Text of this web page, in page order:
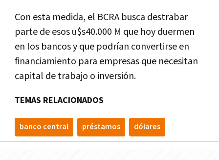
Con esta medida, el BCRA busca destrabar
parte de esos u$s40.000 M que hoy duermen
en los bancos y que podrían convertirse en
financiamiento para empresas que necesitan
capital de trabajo o inversión.
TEMAS RELACIONADOS
banco central préstamos dólares